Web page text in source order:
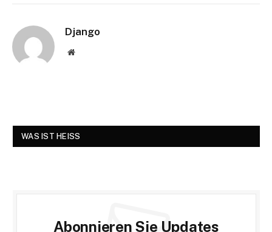
Django
Website
WAS IST HEISS
Abonnieren Sie Updates